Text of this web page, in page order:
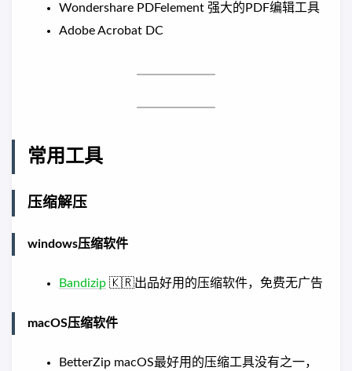
Wondershare PDFelement 强大的PDF编辑工具
Adobe Acrobat DC
常用工具
压缩解压
windows压缩软件
Bandizip 🇰🇷出品好用的压缩软件，免费无广告
macOS压缩软件
BetterZip macOS最好用的压缩工具没有之一，